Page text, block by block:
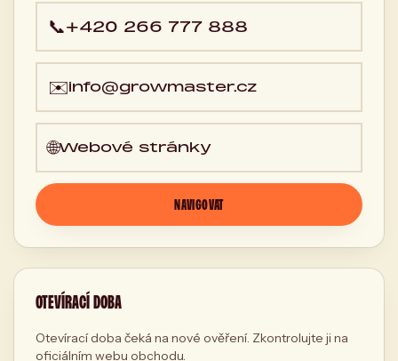
📞+420 266 777 888
✉️info@growmaster.cz
🌐Webové stránky
NAVIGOVAT
OTEVÍRACÍ DOBA
Otevírací doba čeká na nové ověření. Zkontrolujte ji na
oficiálním webu obchodu.